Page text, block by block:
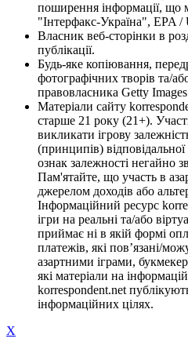
поширення інформації, що
"Інтерфакс-Україна", EPA /
Власник веб-сторінки в
публікації.
Будь-яке копіювання,
фотографічних творів та/
правовласника Getty
Матеріали сайту
старше 21 року (21+).
викликати ігрову
(принципів)
ознак залежності негайно
Пам'ятайте, що участь в
джерелом доходів або
Інформаційний ресурс
ігри на реальні та/або
приймає ні в якій формі
платежів, які пов’язані/
азартними іграми,
які матеріали на
korrespondent.net
інформаційних цілях.
X